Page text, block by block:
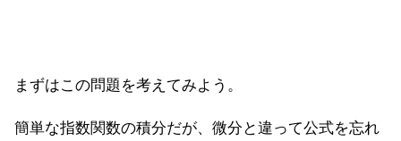
まずはこの問題を考えてみよう。
簡単な指数関数の積分だが、微分と違って公式を忘れ